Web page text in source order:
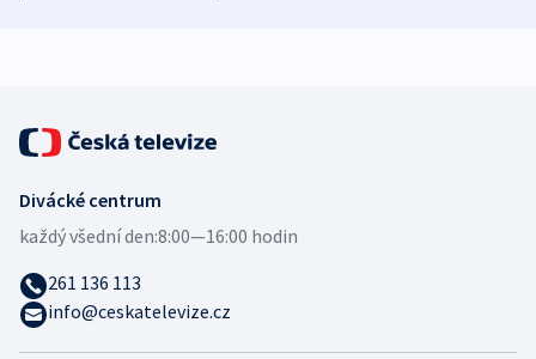
Divácké centrum
každý všední den:8:00—16:00 hodin
261 136 113
info@ceskatelevize.cz